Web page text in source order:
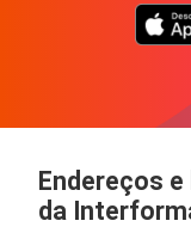
Endereços
da